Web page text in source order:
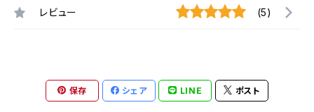
レビュー (5)
保存 シェア LINE ポスト